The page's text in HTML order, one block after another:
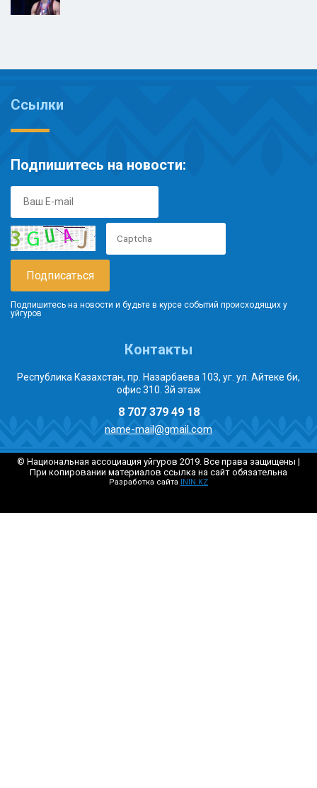
Ссылки
Подпишитесь на новости:
Подпишитесь на новости и будьте в курсе событий происходящих у
уйгуров
Контакты
Республика Казахстан, пр. Назарбаева 103, уг. ул. Айтеке би,
офис 310. 3й этаж
8 707 379 49 18
name-mail@gmail.com
© Национальная ассоциация уйгуров 2019. Все права защищены |
При копировании материалов ссылка на сайт обязательна
Разработка сайта ININ.KZ